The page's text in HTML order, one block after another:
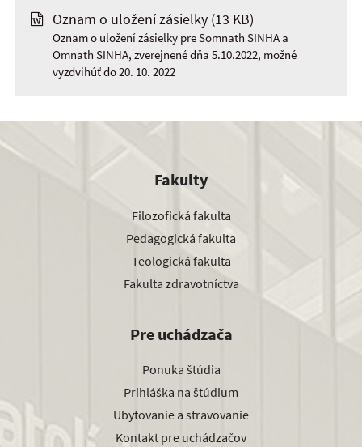
Oznam o uložení zásielky (13 KB)
Oznam o uložení zásielky pre Somnath SINHA a
Omnath SINHA, zverejnené dňa 5.10.2022, možné
vyzdvihúť do 20. 10. 2022
Fakulty
Filozofická fakulta
Pedagogická fakulta
Teologická fakulta
Fakulta zdravotníctva
Pre uchádzača
Ponuka štúdia
Prihláška na štúdium
Ubytovanie a stravovanie
Kontakt pre uchádzačov